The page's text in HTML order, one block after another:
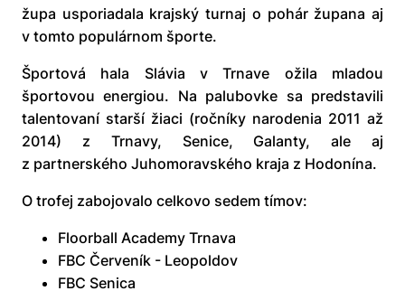
župa usporiadala krajský turnaj o pohár župana aj
v tomto populárnom športe.
Športová hala Slávia v Trnave ožila mladou
športovou energiou. Na palubovke sa predstavili
talentovaní starší žiaci (ročníky narodenia 2011 až
2014) z Trnavy, Senice, Galanty, ale aj
z partnerského Juhomoravského kraja z Hodonína.
O trofej zabojovalo celkovo sedem tímov:
Floorball Academy Trnava
FBC Červeník - Leopoldov
FBC Senica